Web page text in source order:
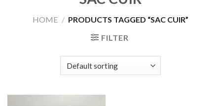
HOME / PRODUCTS TAGGED “SAC CUIR”
FILTER